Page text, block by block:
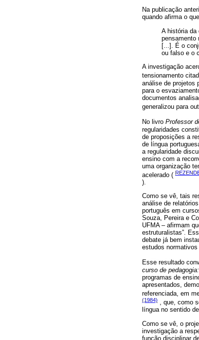
Na publicação
quando afirma o
A história da
pensamento
[...]. É o
ou falso e o
A investigação
tensionamento
análise de projetos
para o
documentos
generalizou para
No livro Professor
regularidades
de proposições a
de língua
a regularidade
ensino com a
uma organização
acelerado (
).
Como se vê, tais
análise de
português em
Souza, Pereira e
UFMA – afirmam
estruturalistas”.
debate já bem
estudos
Esse resultado
curso de
programas de
apresentados,
referenciada, em
(1984) , que, como
língua no sentido
Como se vê, o
investigação a
função disciplinar